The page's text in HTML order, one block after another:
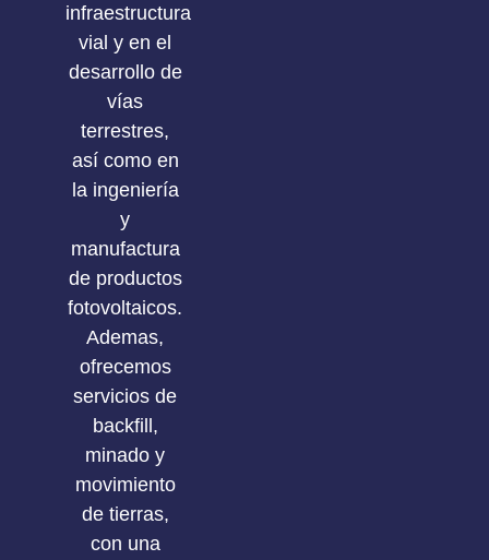
infraestructura
vial y en el
desarrollo de
vías
terrestres,
así como en
la ingeniería
y
manufactura
de productos
fotovoltaicos.
Ademas,
ofrecemos
servicios de
backfill,
minado y
movimiento
de tierras,
con una